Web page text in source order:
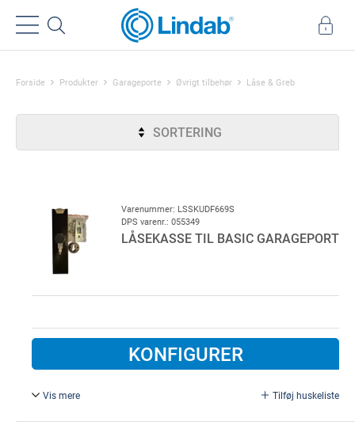
Forside Produkter Garageporte Øvrigt tilbehør Låse & Greb
SORTERING
Varenummer: LSSKUDF669S
DPS varenr.: 055349
LÅSEKASSE TIL BASIC GARAGEPORT
KONFIGURER
Vis mere Tilføj huskeliste